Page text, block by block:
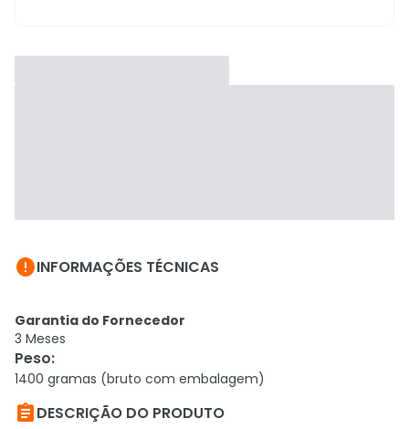
INFORMAÇÕES TÉCNICAS
Garantia do Fornecedor
3 Meses
Peso:
1400 gramas (bruto com embalagem)
DESCRIÇÃO DO PRODUTO